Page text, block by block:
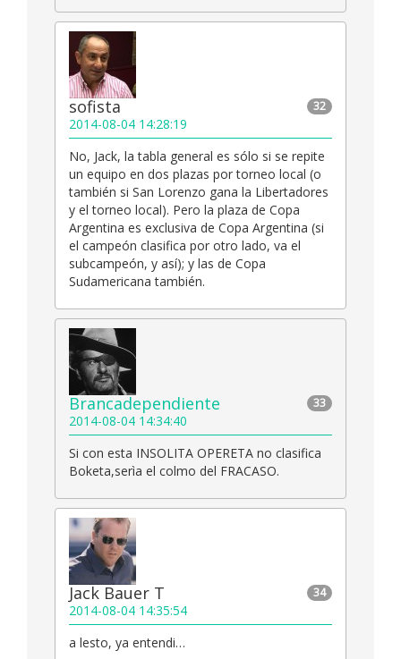
32
sofista
2014-08-04 14:28:19
No, Jack, la tabla general es sólo si se repite
un equipo en dos plazas por torneo local (o
también si San Lorenzo gana la Libertadores
y el torneo local). Pero la plaza de Copa
Argentina es exclusiva de Copa Argentina (si
el campeón clasifica por otro lado, va el
subcampeón, y así); y las de Copa
Sudamericana también.
33
Brancadependiente
2014-08-04 14:34:40
Si con esta INSOLITA OPERETA no clasifica
Boketa,serìa el colmo del FRACASO.
34
Jack Bauer T
2014-08-04 14:35:54
a lesto, ya entendi…